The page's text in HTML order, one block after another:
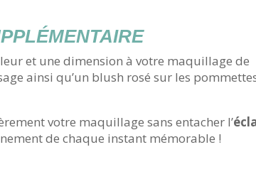
et une dimension à votre maquillage de
ainsi qu’un blush rosé sur les
votre maquillage sans entacher l’
de chaque instant mémorable !